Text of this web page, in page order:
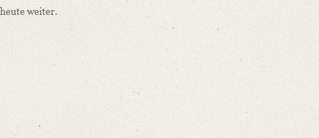
heute weiter.